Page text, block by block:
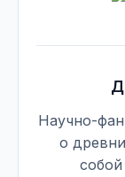
Научно-
о